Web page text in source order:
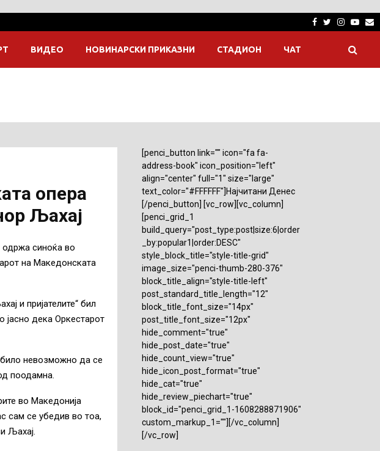
Facebook
Twitter
ВИДЕО НОВИНАРСКИ ПРИКАЗНИ СТАДИОН ЧАТ
опера
Љахај
одржа синоќа во
на Македонската
и пријателите“ бил
јасно дека Оркестарот
невозможно да се
поодамна.
во Македонија
сам се убедив во тоа,
Љахај.
[penci_button link="" icon="fa fa-
address-book" icon_position="left"
align="center" full="1" size="large"
text_color="#FFFFFF"]Најчитани Денес
[/penci_button] [vc_row][vc_column]
[penci_grid_1
build_query="post_type:post|size:6|order
_by:popular1|order:DESC"
style_block_title="style-title-grid"
image_size="penci-thumb-280-376"
block_title_align="style-title-left"
post_standard_title_length="12"
block_title_font_size="14px"
post_title_font_size="12px"
hide_comment="true"
hide_post_date="true"
hide_count_view="true"
hide_icon_post_format="true"
hide_cat="true"
hide_review_piechart="true"
block_id="penci_grid_1-1608288871906"
custom_markup_1=""][/vc_column]
[/vc_row]